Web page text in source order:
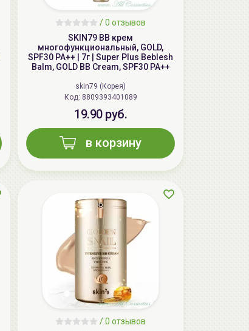
Бальзам для волос
250мл
27.38 руб. -26%
Восстанавливающий крем-
для лица, 50мл
49.95 руб. -50%
/0 отзывов
SKIN79 ВВ крем
многофункциональный, GOLD,
SPF30 PA++ | 7г | Super Plus Beblesh
Balm, GOLD BB Cream, SPF30 PA++
skin79 (Корея)
Код: 8809393401089
19.90 руб.
в корзину
/0 отзывов